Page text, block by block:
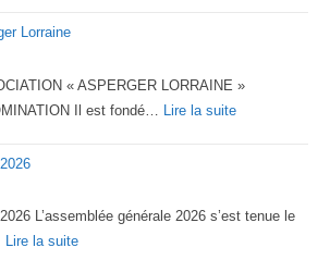
Lorraine
« ASPERGER LORRAINE »
Il est fondé… Lire la suite:
Lorraine
L’assemblée générale 2026 s’est tenue le
Lire la suite: